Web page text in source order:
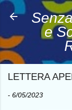
e
LETTERA
- 6/05/2023